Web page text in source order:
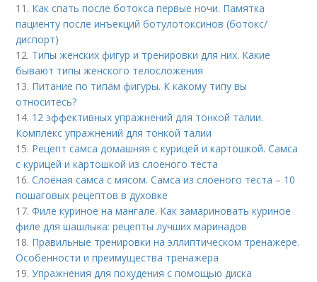
11. Как спать после ботокса первые ночи. Памятка
пациенту после инъекций ботулотоксинов (ботокс/
диспорт)
12. Типы женских фигур и тренировки для них. Какие
бывают типы женского телосложения
13. Питание по типам фигуры. К какому типу вы
относитесь?
14. 12 эффективных упражнений для тонкой талии.
Комплекс упражнений для тонкой талии
15. Рецепт самса домашняя с курицей и картошкой. Самса
с курицей и картошкой из слоеного теста
16.Слоёная самса с мясом. Самса из слоеного теста – 10
пошаговых рецептов в духовке
17.Филе куриное на мангале. Как замариновать куриное
филе для шашлыка: рецепты лучших маринадов
18. Правильные тренировки на эллиптическом тренажере.
Особенности и преимущества тренажера
19.Упражнения для похудения с помощью диска